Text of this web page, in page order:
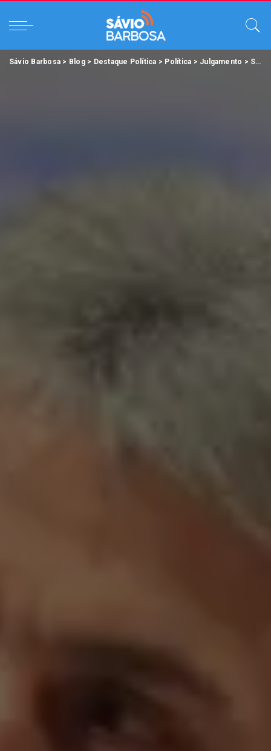
Sávio Barbosa > Blog> Destaque Política > Política > Julgamento > STJ deve julgar pedido de procurador de justiça do Pará acusado de ocultar serviços fantasma da mulher.